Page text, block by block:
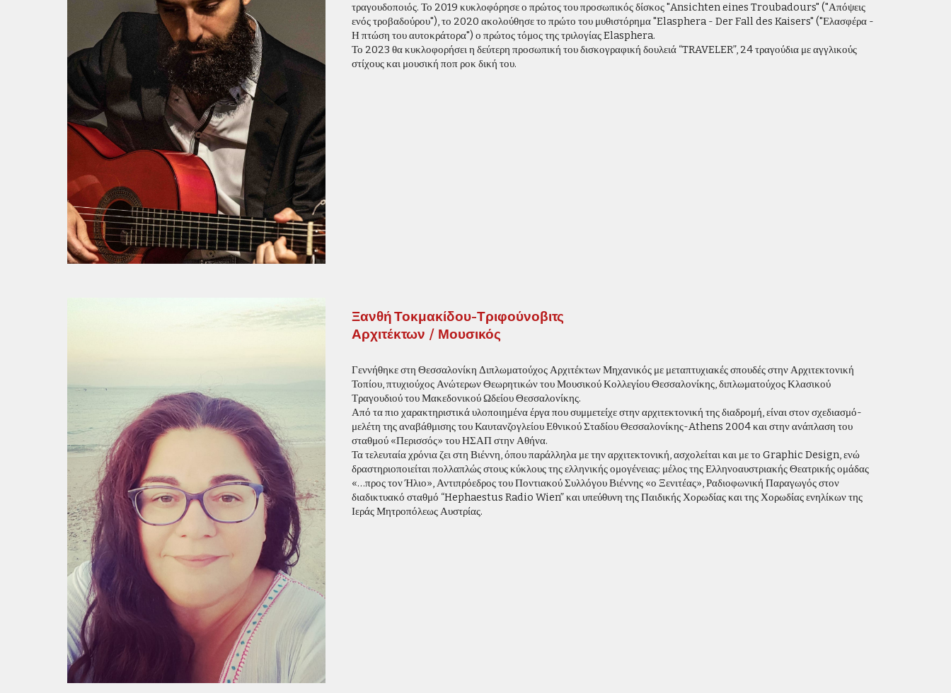
τραγουδοποιός. Το 2019 κυκλοφόρησε ο πρώτος του προσωπικός δίσκος "Ansichten eines Troubadours" ("Απόψεις
ενός τροβαδούρου"), το 2020 ακολούθησε το πρώτο του μυθιστόρημα "Elasphera - Der Fall des Kaisers" ("Ελασφέρα -
Η πτώση του αυτοκράτορα") ο πρώτος τόμος της τριλογίας Elasphera.
Το 2023 θα κυκλοφορήσει η δεύτερη προσωπική του δισκογραφική δουλειά “TRAVELER”, 24 τραγούδια με αγγλικούς
στίχους και μουσική ποπ ροκ δική του.
Ξανθή Τοκμακίδου-Τριφούνοβιτς
Αρχιτέκτων / Μουσικός
Γεννήθηκε στη Θεσσαλονίκη Διπλωματούχος Αρχιτέκτων Μηχανικός με μεταπτυχιακές σπουδές στην Αρχιτεκτονική
Τοπίου, πτυχιούχος Ανώτερων Θεωρητικών του Μουσικού Κολλεγίου Θεσσαλονίκης, διπλωματούχος Κλασικού
Τραγουδιού του Μακεδονικού Ωδείου Θεσσαλονίκης.
Από τα πιο χαρακτηριστικά υλοποιημένα έργα που συμμετείχε στην αρχιτεκτονική της διαδρομή, είναι στον σχεδιασμό-
μελέτη της αναβάθμισης του Καυτανζογλείου Εθνικού Σταδίου Θεσσαλονίκης-Athens 2004 και στην ανάπλαση του
σταθμού «Περισσός» του ΗΣΑΠ στην Αθήνα.
Τα τελευταία χρόνια ζει στη Βιέννη, όπου παράλληλα με την αρχιτεκτονική, ασχολείται και με το Graphic Design, ενώ
δραστηριοποιείται πολλαπλώς στους κύκλους της ελληνικής ομογένειας: μέλος της Ελληνοαυστριακής Θεατρικής ομάδας
«…προς τον Ήλιο», Αντιπρόεδρος του Ποντιακού Συλλόγου Βιέννης «ο Ξενιτέας», Ραδιοφωνική Παραγωγός στον
διαδικτυακό σταθμό “Hephaestus Radio Wien” και υπεύθυνη της Παιδικής Χορωδίας και της Χορωδίας ενηλίκων της
Ιεράς Μητροπόλεως Αυστρίας.